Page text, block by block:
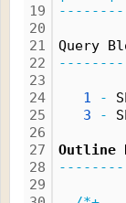
19
20
21
22
23
24
25
26
27
28
29
Query
1 -
3
-
Outline